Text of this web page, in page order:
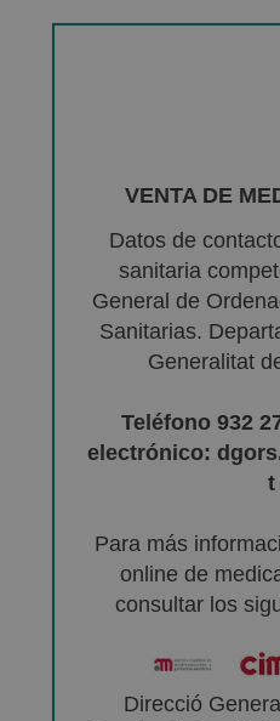
VENTA DE
Datos de
sanitaria
General de
Sanitarias.
Generalitat
Teléfono 932
electrónico:
t
Para más
online de
consultar los
Direcció